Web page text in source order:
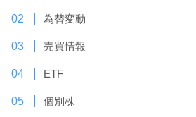
為替変動
売買情報
ETF
個別株